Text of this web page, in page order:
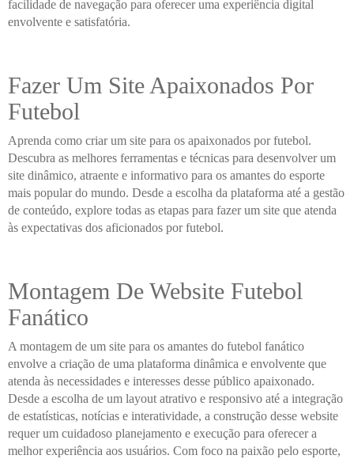
facilidade de navegação para oferecer uma experiência digital
envolvente e satisfatória.
Fazer Um Site Apaixonados Por
Futebol
Aprenda como criar um site para os apaixonados por futebol.
Descubra as melhores ferramentas e técnicas para desenvolver um
site dinâmico, atraente e informativo para os amantes do esporte
mais popular do mundo. Desde a escolha da plataforma até a gestão
de conteúdo, explore todas as etapas para fazer um site que atenda
às expectativas dos aficionados por futebol.
Montagem De Website Futebol
Fanático
A montagem de um site para os amantes do futebol fanático
envolve a criação de uma plataforma dinâmica e envolvente que
atenda às necessidades e interesses desse público apaixonado.
Desde a escolha de um layout atrativo e responsivo até a integração
de estatísticas, notícias e interatividade, a construção desse website
requer um cuidadoso planejamento e execução para oferecer a
melhor experiência aos usuários. Com foco na paixão pelo esporte,